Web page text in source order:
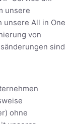
unsere
unsere All in One
von
sind
ohne